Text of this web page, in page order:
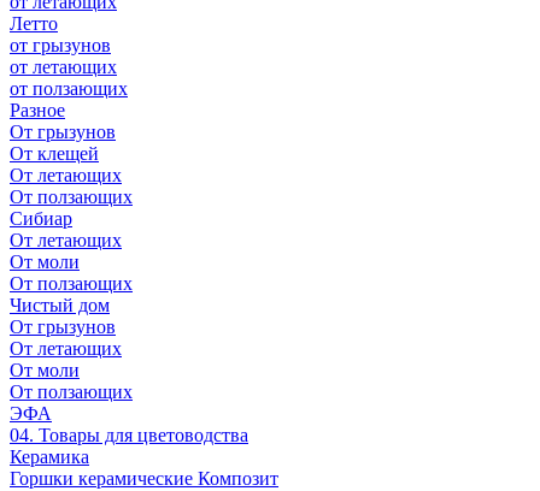
Летто
от грызунов
от летающих
от ползающих
Разное
От грызунов
От клещей
От летающих
От ползающих
Сибиар
От летающих
От моли
От ползающих
Чистый дом
От грызунов
От летающих
От моли
От ползающих
ЭФА
04. Товары для цветоводства
Керамика
Горшки керамические Композит